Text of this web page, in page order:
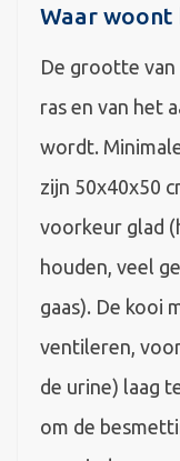
Waar woont
De grootte van
ras en van het
wordt.
zijn 50x40x50
voorkeur glad
houden, veel
gaas). De kooi
ventileren,
de urine) laag
om de